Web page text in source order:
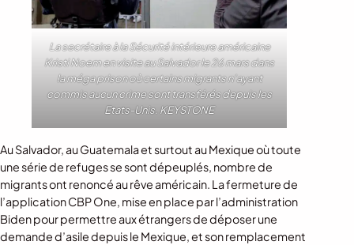
La secrétaire à la Sécurité intérieure américaine
Kristi Noem en visite au Salvador le 26 mars dans
la méga prison où certains migrants n’ayant
commis aucun crime sont transférés depuis les
Etats-Unis. KEYSTONE
Au Salvador, au Guatemala et surtout au Mexique où toute
une série de refuges se sont dépeuplés, nombre de
migrants ont renoncé au rêve américain. La fermeture de
l’application CBP One, mise en place par l’administration
Biden pour permettre aux étrangers de déposer une
demande d’asile depuis le Mexique, et son remplacement